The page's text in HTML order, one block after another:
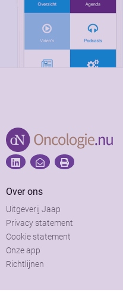
Over ons
Uitgeverij Jaap
Privacy statement
Cookie statement
Onze app
Richtlijnen